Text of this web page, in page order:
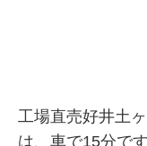
工場直売好井土
は、車で15分で